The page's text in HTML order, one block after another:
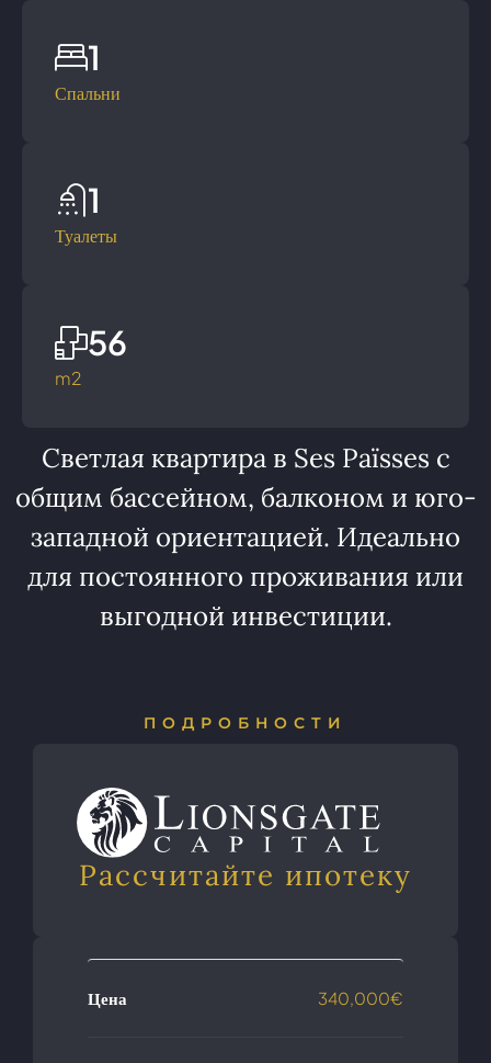
Светлая квартира в Ses Païsses с
общим бассейном, балконом и юго-
западной ориентацией. Идеально
для постоянного проживания или
выгодной инвестиции.
Спальни
1
Туалеты
1
m2
56
ПОДРОБНОСТИ
Рассчитайте ипотеку
Цена 340,000€